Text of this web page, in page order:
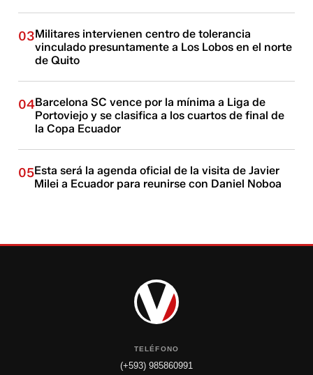
03Militares intervienen centro de tolerancia
vinculado presuntamente a Los Lobos en el norte
de Quito
04Barcelona SC vence por la mínima a Liga de
Portoviejo y se clasifica a los cuartos de final de
la Copa Ecuador
05Esta será la agenda oficial de la visita de Javier
Milei a Ecuador para reunirse con Daniel Noboa
TELÉFONO
(+593) 985860991